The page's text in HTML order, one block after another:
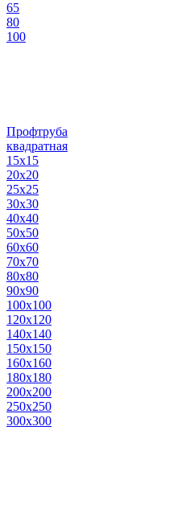
65
80
100
Профтруба
квадратная
15х15
20х20
25х25
30х30
40х40
50х50
60х60
70х70
80х80
90х90
100х100
120х120
140х140
150х150
160х160
180х180
200х200
250х250
300х300